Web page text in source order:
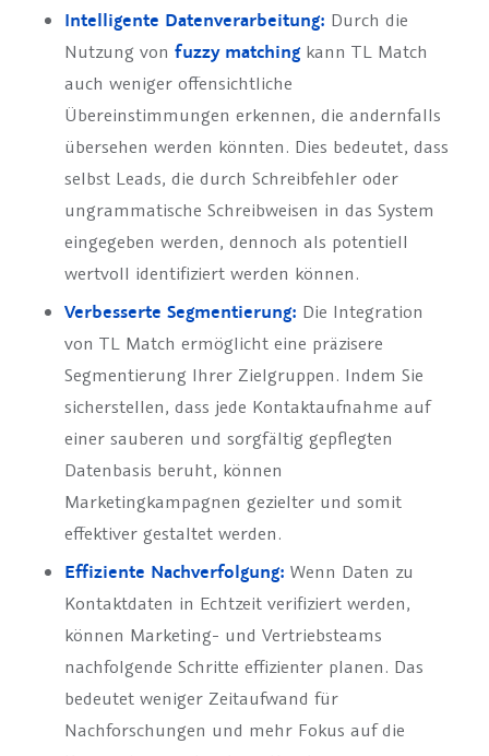
Intelligente Datenverarbeitung: Durch die
Nutzung von fuzzy matchingkann TL Match
auch weniger offensichtliche
Übereinstimmungen erkennen, die andernfalls
übersehen werden könnten. Dies bedeutet, dass
selbst Leads, die durch Schreibfehler oder
ungrammatische Schreibweisen in das System
eingegeben werden, dennoch als potentiell
wertvoll identifiziert werden können.
Verbesserte Segmentierung: Die Integration
von TL Match ermöglicht eine präzisere
Segmentierung Ihrer Zielgruppen. Indem Sie
sicherstellen, dass jede Kontaktaufnahme auf
einer sauberen und sorgfältig gepflegten
Datenbasis beruht, können
Marketingkampagnen gezielter und somit
effektiver gestaltet werden.
Effiziente Nachverfolgung: Wenn Daten zu
Kontaktdaten in Echtzeit verifiziert werden,
können Marketing- und Vertriebsteams
nachfolgende Schritte effizienter planen. Das
bedeutet weniger Zeitaufwand für
Nachforschungen und mehr Fokus auf die